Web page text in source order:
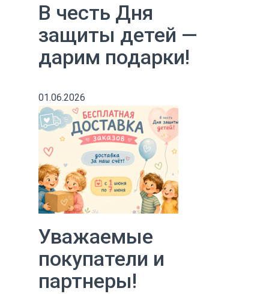
В честь Дня
защиты детей —
дарим подарки!
01.06.2026
Уважаемые
покупатели и
партнеры!